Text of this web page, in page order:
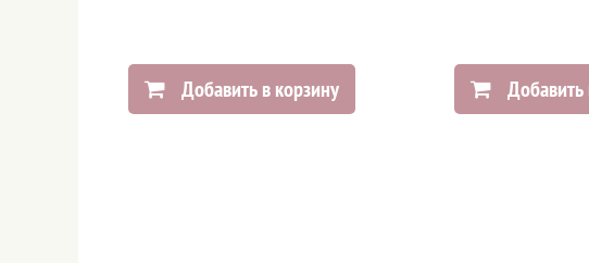
Добавить в корзину Добавить